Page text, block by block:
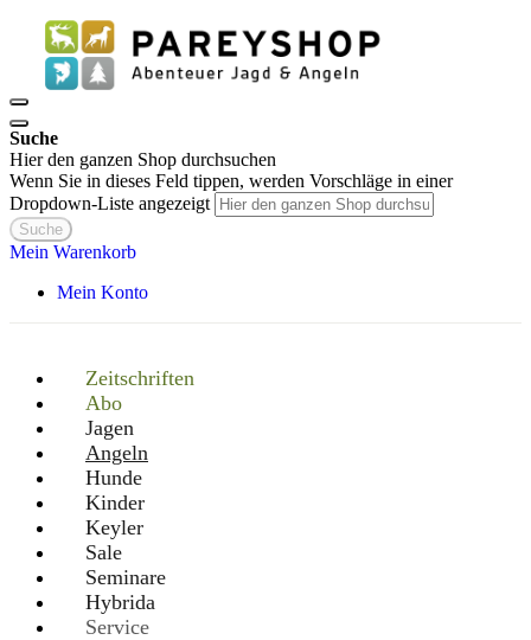
Suche
Hier den ganzen Shop durchsuchen
Wenn Sie in dieses Feld tippen, werden Vorschläge in einer
Dropdown-Liste angezeigt
Suche
Mein Warenkorb
Mein Konto
Zeitschriften
Abo
Jagen
Angeln
Hunde
Kinder
Keyler
Sale
Seminare
Hybrida
Service